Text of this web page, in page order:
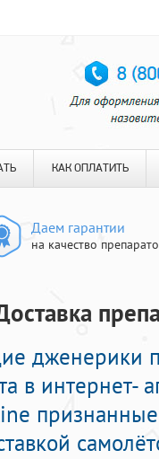
КАК ОПЛАТИТЬ
Даем гарантии
на качество
дженерики
в интернет-